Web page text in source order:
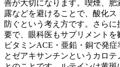
善が大切になります。喫煙、
露などを避けることで、酸化
防ぐという考え方です。さら
要で、眼科医もサプリメントを
ビタミンACE・亜鉛・銅で発
とゼアキサンチンというカロテ